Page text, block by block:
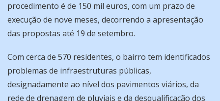
procedimento é de 150 mil euros, com um prazo de
execução de nove meses, decorrendo a apresentação
das propostas até 19 de setembro.
Com cerca de 570 residentes, o bairro tem identificados
problemas de infraestruturas públicas,
designadamente ao nível dos pavimentos viários, da
rede de drenagem de pluviais e da desqualificação dos